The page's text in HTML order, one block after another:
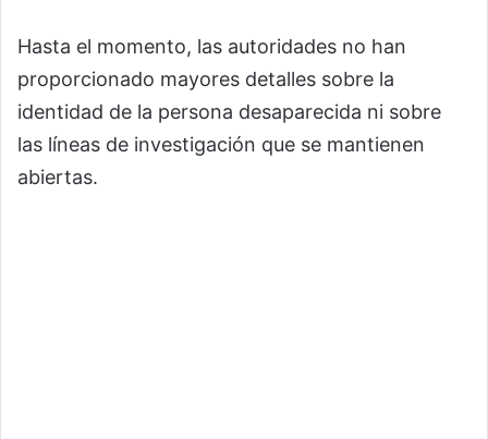
Hasta el momento, las autoridades no han
proporcionado mayores detalles sobre la
identidad de la persona desaparecida ni sobre
las líneas de investigación que se mantienen
abiertas.